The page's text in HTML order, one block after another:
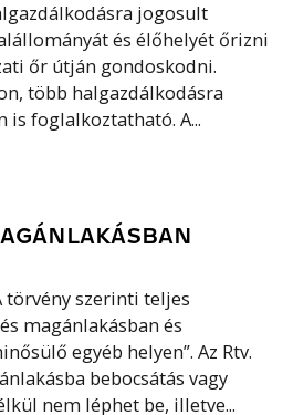
jogosult
és élőhelyét őrizni
őr útján gondoskodni.
több halgazdálkodásra
foglalkoztatható. A...
törvény szerinti teljes
magánlakásban és
egyéb helyen”. Az Rtv.
bebocsátás vagy
nem léphet be, illetve...